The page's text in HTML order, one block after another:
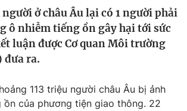
ở châu Âu lại có 1 người phải
ô nhiễm tiếng ồn gây hại tới sức
luận được Cơ quan Môi trường
đưa ra.
113 triệu người châu Âu bị ảnh
ồn của phương tiện giao thông. 22